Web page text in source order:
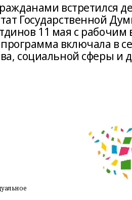
встретился
Государственной
11 мая с рабочим
включала в
социальной сферы